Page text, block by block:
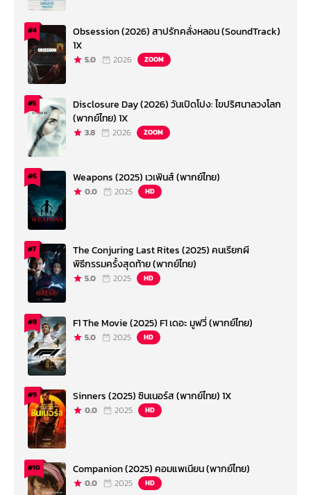
#4
Obsession (2026) สาปรักคลั่งหลอน (SoundTrack)
1X
5.0 2026 ZOOM
#5
Disclosure Day (2026) วันเปิดโปง: ไขปริศนาลวงโลก
(พากย์ไทย) 1X
3.8 2026 ZOOM
#6 Weapons (2025) เวเพินส์ (พากย์ไทย)
0.0 2025 HD
#7
The Conjuring Last Rites (2025) คนเรียกผี
พิธีกรรมครั้งสุดท้าย (พากย์ไทย)
5.0 2025 HD
#8 F1 The Movie (2025) F1 เดอะ มูฟวี่ (พากย์ไทย)
5.0 2025 HD
#9 Sinners (2025) ซินเนอร์ส (พากย์ไทย) 1X
0.0 2025 HD
#10 Companion (2025) คอมแพเนียน (พากย์ไทย)
0.0 2025 HD